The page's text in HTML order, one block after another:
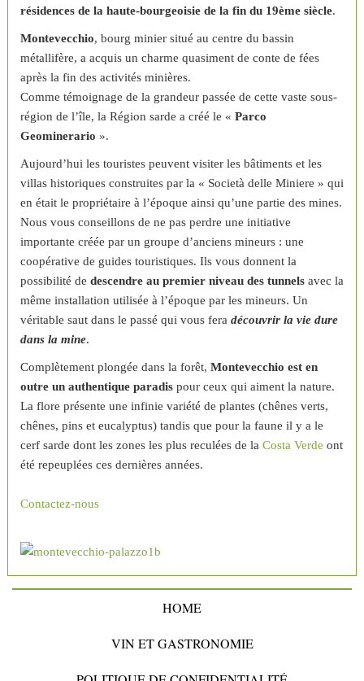
résidences de la haute-bourgeoisie de la fin du 19ème siècle.
Montevecchio, bourg minier situé au centre du bassin
métallifère, a acquis un charme quasiment de conte de fées
après la fin des activités minières.
Comme témoignage de la grandeur passée de cette vaste sous-
région de l’île, la Région sarde a créé le « Parco
Geominerario ».
Aujourd’hui les touristes peuvent visiter les bâtiments et les
villas historiques construites par la « Società delle Miniere » qui
en était le propriétaire à l’époque ainsi qu’une partie des mines.
Nous vous conseillons de ne pas perdre une initiative
importante créée par un groupe d’anciens mineurs : une
coopérative de guides touristiques. Ils vous donnent la
possibilité de descendre au premier niveau des tunnelsavec la
même installation utilisée à l’époque par les mineurs. Un
véritable saut dans le passé qui vous fera découvrir la vie dure
dans la mine.
Complètement plongée dans la forêt, Montevecchio est en
outre un authentique paradispour ceux qui aiment la nature.
La flore présente une infinie variété de plantes (chênes verts,
chênes, pins et eucalyptus) tandis que pour la faune il y a le
cerf sarde dont les zones les plus reculées de la Costa Verde ont
été repeuplées ces dernières années.
Contactez-nous
HOME
VIN ET GASTRONOMIE